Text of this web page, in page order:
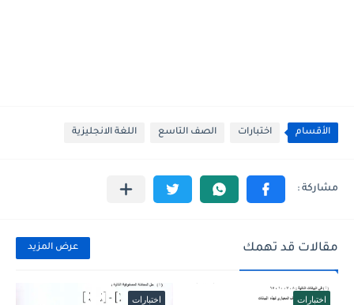
الأقسام اختبارات الصف التاسع اللغة الانجليزية
مقالات قد تهمك عرض المزيد
اختبارات اختبارات